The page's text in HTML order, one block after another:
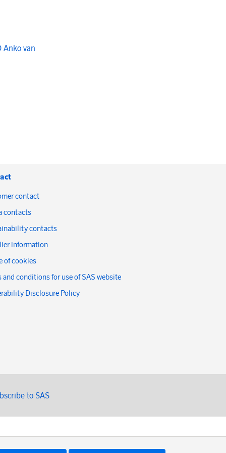
Anko van
contact
contacts
contacts
information
of cookies
and conditions for use of SAS website
Disclosure Policy
to SAS